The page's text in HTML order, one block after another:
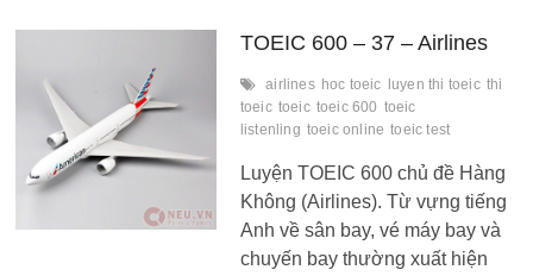
TOEIC 600 – 37 – Airlines
airlines hoc toeic luyen thi toeic thi
toeic toeic toeic 600 toeic
listenling toeic online toeic test
Luyện TOEIC 600 chủ đề Hàng
Không (Airlines). Từ vựng tiếng
Anh về sân bay, vé máy bay và
chuyến bay thường xuất hiện